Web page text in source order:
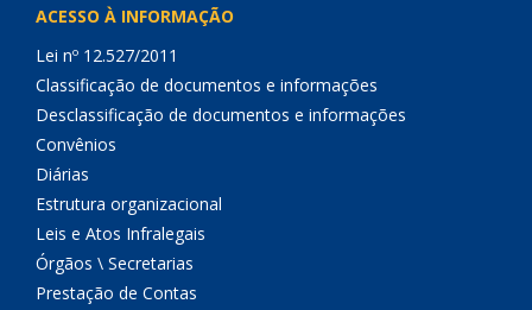
ACESSO À INFORMAÇÃO
Lei nº 12.527/2011
Classificação de documentos e informações
Desclassificação de documentos e informações
Convênios
Diárias
Estrutura organizacional
Leis e Atos Infralegais
Órgãos \ Secretarias
Prestação de Contas